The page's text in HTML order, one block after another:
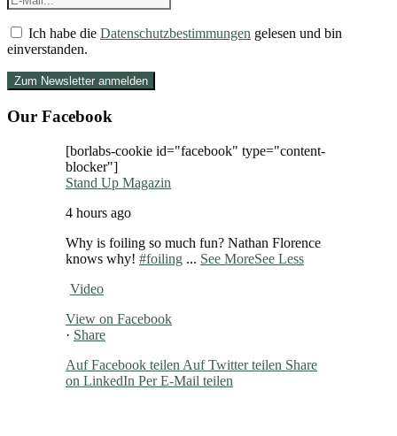
Ich habe die Datenschutzbestimmungen gelesen und bin
einverstanden.
Our Facebook
[borlabs-cookie id="facebook" type="content-
blocker"]
Stand Up Magazin
4 hours ago
Why is foiling so much fun? Nathan Florence
knows why! #foiling ... See MoreSee Less
Video
View on Facebook
· Share
Auf Facebook teilen Auf Twitter teilen Share
on LinkedIn Per E-Mail teilen